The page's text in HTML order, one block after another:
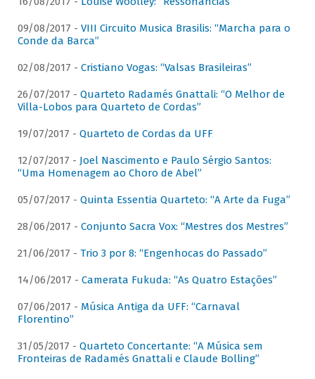
09/08/2017 - VIII Circuito Musica Brasilis: “Marcha para o
Conde da Barca”
02/08/2017 - Cristiano Vogas: “Valsas Brasileiras”
26/07/2017 - Quarteto Radamés Gnattali: “O Melhor de
Villa-Lobos para Quarteto de Cordas”
19/07/2017 - Quarteto de Cordas da UFF
12/07/2017 - Joel Nascimento e Paulo Sérgio Santos:
“Uma Homenagem ao Choro de Abel”
05/07/2017 - Quinta Essentia Quarteto: “A Arte da Fuga”
28/06/2017 - Conjunto Sacra Vox: “Mestres dos Mestres”
21/06/2017 - Trio 3 por 8: “Engenhocas do Passado”
14/06/2017 - Camerata Fukuda: “As Quatro Estações”
07/06/2017 - Música Antiga da UFF: “Carnaval
Florentino”
31/05/2017 - Quarteto Concertante: “A Música sem
Fronteiras de Radamés Gnattali e Claude Bolling”